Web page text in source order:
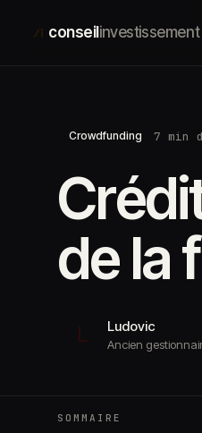
conseil investissement
Crowdfunding 7 min
de la
L Ludovic
Ancien
SOMMAIRE